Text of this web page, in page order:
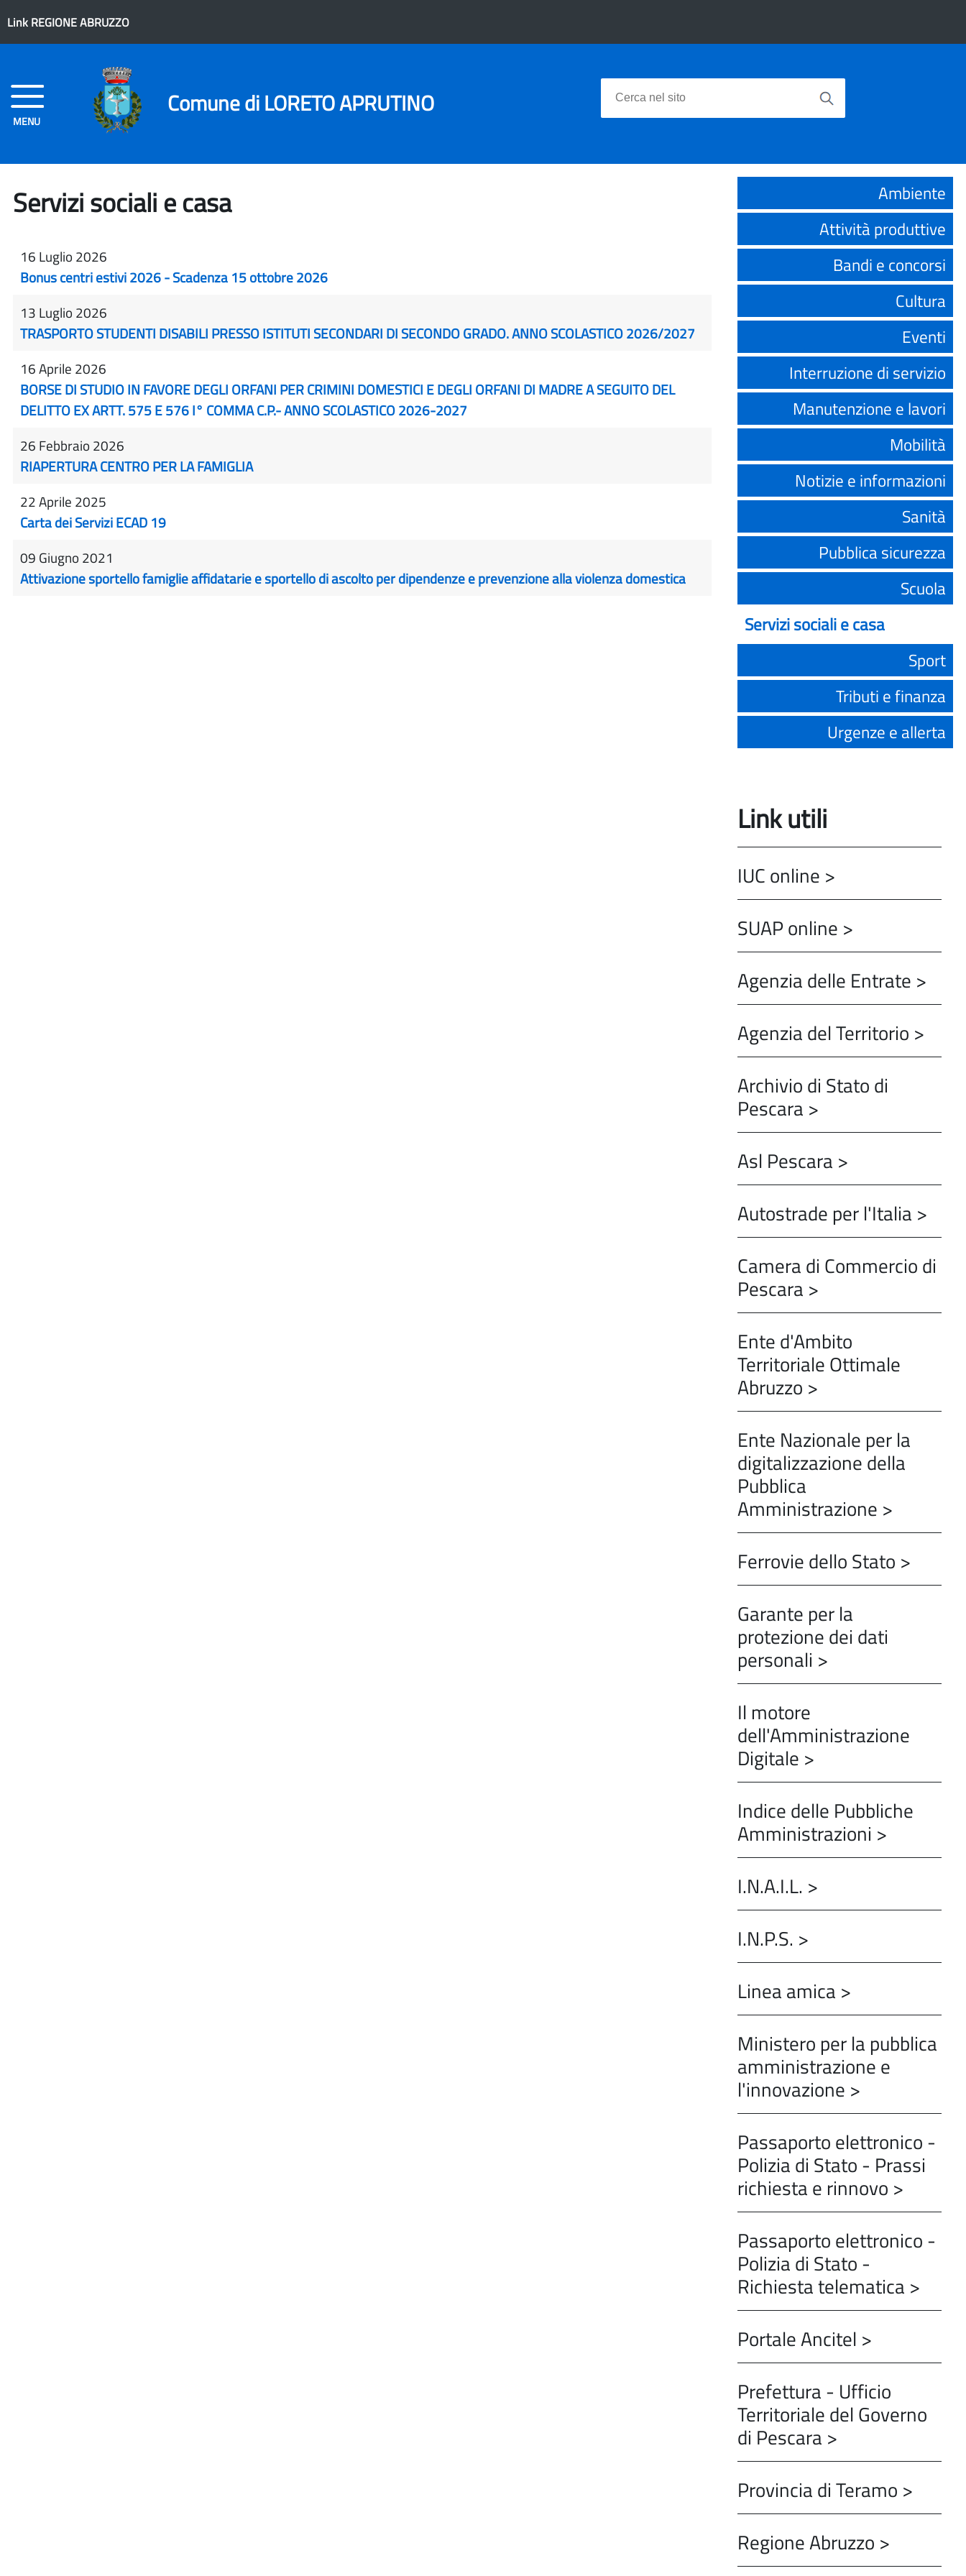
Link REGIONE ABRUZZO
MENU
Comune di LORETO APRUTINO
Servizi sociali e casa
16 Luglio 2026
Bonus centri estivi 2026 - Scadenza 15 ottobre 2026
13 Luglio 2026
TRASPORTO STUDENTI DISABILI PRESSO ISTITUTI SECONDARI DI SECONDO GRADO. ANNO SCOLASTICO 2026/2027
16 Aprile 2026
BORSE DI STUDIO IN FAVORE DEGLI ORFANI PER CRIMINI DOMESTICI E DEGLI ORFANI DI MADRE A SEGUITO DEL
DELITTO EX ARTT. 575 E 576 I° COMMA C.P.- ANNO SCOLASTICO 2026-2027
26 Febbraio 2026
RIAPERTURA CENTRO PER LA FAMIGLIA
22 Aprile 2025
Carta dei Servizi ECAD 19
09 Giugno 2021
Attivazione sportello famiglie affidatarie e sportello di ascolto per dipendenze e prevenzione alla violenza domestica
Ambiente
Attività produttive
Bandi e concorsi
Cultura
Eventi
Interruzione di servizio
Manutenzione e lavori
Mobilità
Notizie e informazioni
Sanità
Pubblica sicurezza
Scuola
Servizi sociali e casa
Sport
Tributi e finanza
Urgenze e allerta
Link utili
IUC online >
SUAP online >
Agenzia delle Entrate >
Agenzia del Territorio >
Archivio di Stato di
Pescara >
Asl Pescara >
Autostrade per l'Italia >
Camera di Commercio di
Pescara >
Ente d'Ambito
Territoriale Ottimale
Abruzzo >
Ente Nazionale per la
digitalizzazione della
Pubblica
Amministrazione >
Ferrovie dello Stato >
Garante per la
protezione dei dati
personali >
Il motore
dell'Amministrazione
Digitale >
Indice delle Pubbliche
Amministrazioni >
I.N.A.I.L. >
I.N.P.S. >
Linea amica >
Ministero per la pubblica
amministrazione e
l'innovazione >
Passaporto elettronico -
Polizia di Stato - Prassi
richiesta e rinnovo >
Passaporto elettronico -
Polizia di Stato -
Richiesta telematica >
Portale Ancitel >
Prefettura - Ufficio
Territoriale del Governo
di Pescara >
Provincia di Teramo >
Regione Abruzzo >